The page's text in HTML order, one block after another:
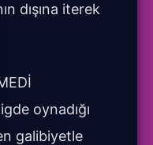
dışına iterek
oynadığı
galibiyetle